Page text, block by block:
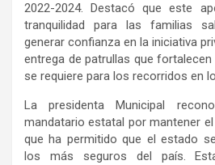
2022-2024. Destacó que este
tranquilidad para las familias
generar confianza en la iniciativa
entrega de patrullas que fortalecen
se requiere para los recorridos en
La presidenta Municipal
mandatario estatal por mantener el
que ha permitido que el estado
los más seguros del país.